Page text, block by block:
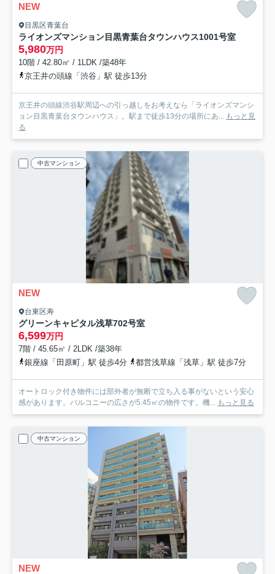
NEW
目黒区青葉台
ライオンズマンション目黒青葉台タウンハウス1001号室
5,980万円
10階 / 42.80㎡ / 1LDK /築48年
京王井の頭線「渋谷」駅 徒歩13分
京王井の頭線渋谷駅周辺への引っ越しをお考えなら「ライオンズマンシ
ョン目黒青葉台タウンハウス」。駅まで徒歩13分の場所にあ...
もっと見
る
中古マンション
NEW
台東区寿
グリーンキャピタル浅草702号室
6,599万円
7階 / 45.65㎡ / 2LDK /築38年
銀座線「田原町」駅 徒歩4分
都営浅草線「浅草」駅 徒歩7分
オートロック付き物件には部外者が無断で立ち入る事がないという安心
感があります。バルコニーの広さが5.45㎡の物件です。機...
もっと見る
中古マンション
NEW